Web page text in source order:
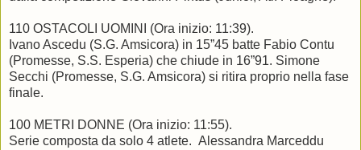
110 OSTACOLI UOMINI (Ora inizio: 11:39).
Ivano Ascedu (S.G. Amsicora) in 15”45 batte Fabio Contu
(Promesse, S.S. Esperia) che chiude in 16”91. Simone
Secchi (Promesse, S.G. Amsicora) si ritira proprio nella fase
finale.
100 METRI DONNE (Ora inizio: 11:55).
Serie composta da solo 4 atlete. Alessandra Marceddu